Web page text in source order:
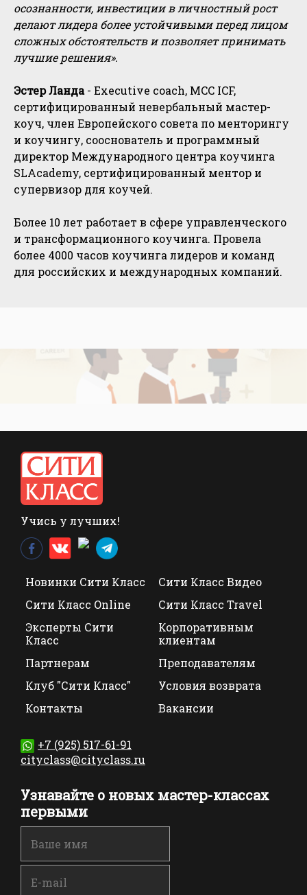
осознанности, инвестиции в личностный рост
делают лидера более устойчивыми перед лицом
сложных обстоятельств и позволяет принимать
лучшие решения».
Эстер Ланда- Executive coach, MCC ICF,
сертифицированный невербальный мастер-
коуч, член Европейского совета по менторингу
и коучингу, сооснователь и программный
директор Международного центра коучинга
SLAcademy, сертифицированный ментор и
супервизор для коучей.
Более 10 лет работает в сфере управленческого
и трансформационного коучинга. Провела
более 4000 часов коучинга лидеров и команд
для российских и международных компаний.
Учись у лучших!
Новинки Сити Класс
Сити Класс Видео
Сити Класс Online
Сити Класс Travel
Эксперты Сити
Класс
Корпоративным
клиентам
Партнерам
Преподавателям
Клуб "Сити Класс"
Условия возврата
Контакты
Вакансии
+7 (925) 517-61-91
cityclass@cityclass.ru
Узнавайте о новых мастер-классах
первыми